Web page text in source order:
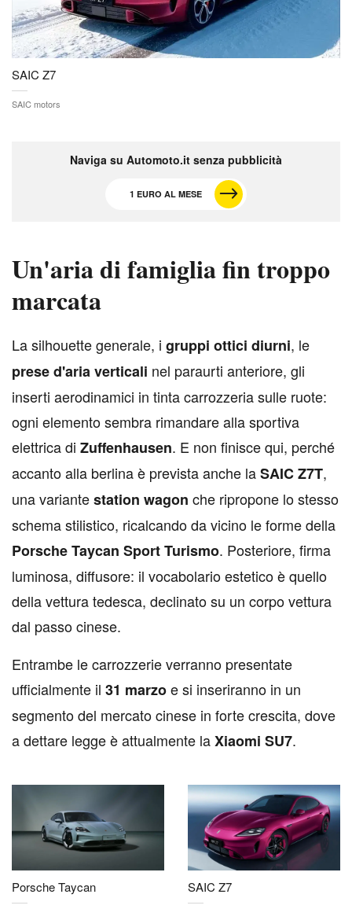
SAIC Z7
SAIC motors
Naviga su Automoto.it senza pubblicità
1 EURO AL MESE
Un'aria di famiglia fin troppo
marcata
La silhouette generale, i gruppi ottici diurni, le
prese d'aria verticali nel paraurti anteriore, gli
inserti aerodinamici in tinta carrozzeria sulle ruote:
ogni elemento sembra rimandare alla sportiva
elettrica di Zuffenhausen. E non finisce qui, perché
accanto alla berlina è prevista anche laSAIC Z7T,
una variantestation wagon che ripropone lo stesso
schema stilistico, ricalcando da vicino le forme della
Porsche Taycan Sport Turismo. Posteriore, firma
luminosa, diffusore: il vocabolario estetico è quello
della vettura tedesca, declinato su un corpo vettura
dal passo cinese.
Entrambe le carrozzerie verranno presentate
ufficialmente il 31 marzoe si inseriranno in un
segmento del mercato cinese in forte crescita, dove
a dettare legge è attualmente laXiaomi SU7.
Porsche Taycan SAIC Z7